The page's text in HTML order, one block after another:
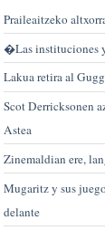
Praileaitzeko
�Las instituciones
Lakua retira al
Scot Derricksonen
Astea
Zinemaldian ere,
Mugaritz y sus
delante